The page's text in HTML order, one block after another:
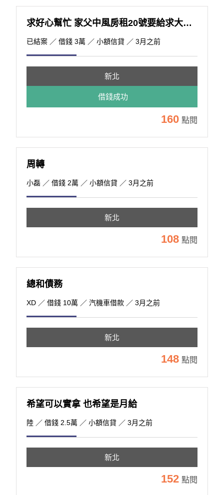
求好心幫忙 家父中風房租20號要給求大家幫忙
已結案 ／ 借錢 3萬 ／ 小額信貸 ／ 3月之前
新北
借錢成功
160 點閱
周轉
小磊 ／ 借錢 2萬 ／ 小額信貸 ／ 3月之前
新北
108 點閱
總和債務
XD ／ 借錢 10萬 ／ 汽機車借款 ／ 3月之前
新北
148 點閱
希望可以實拿 也希望是月給
陸 ／ 借錢 2.5萬 ／ 小額信貸 ／ 3月之前
新北
152 點閱